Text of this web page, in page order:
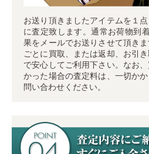
お送り頂きましたアイテムを１
に査定致します。通常お荷物到
果をメールでお送りさせて頂き
ごとに買取、または返却、お引
で安心してご利用下さい。なお
かった場合の査定料は、一切か
問い合わせください。